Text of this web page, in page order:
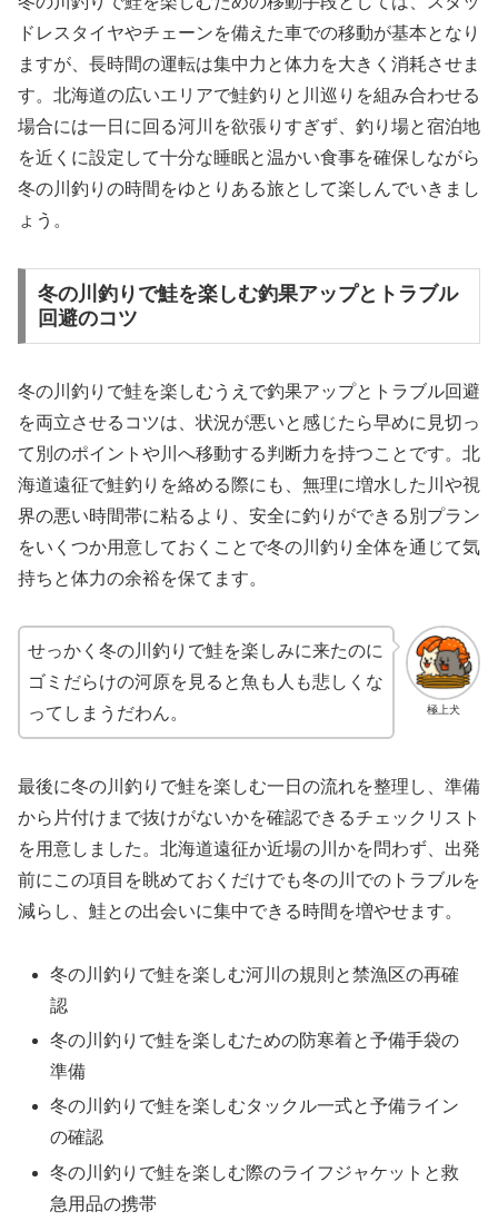
ドレスタイヤやチェーンを備えた車での移動が基本となり
ますが、長時間の運転は集中力と体力を大きく消耗させま
す。北海道の広いエリアで鮭釣りと川巡りを組み合わせる
場合には一日に回る河川を欲張りすぎず、釣り場と宿泊地
を近くに設定して十分な睡眠と温かい食事を確保しながら
冬の川釣りの時間をゆとりある旅として楽しんでいきまし
ょう。
冬の川釣りで鮭を楽しむ釣果アップとトラブル
回避のコツ
冬の川釣りで鮭を楽しむうえで釣果アップとトラブル回避
を両立させるコツは、状況が悪いと感じたら早めに見切っ
て別のポイントや川へ移動する判断力を持つことです。北
海道遠征で鮭釣りを絡める際にも、無理に増水した川や視
界の悪い時間帯に粘るより、安全に釣りができる別プラン
をいくつか用意しておくことで冬の川釣り全体を通じて気
持ちと体力の余裕を保てます。
極上犬
せっかく冬の川釣りで鮭を楽しみに来たのに
ゴミだらけの河原を見ると魚も人も悲しくな
ってしまうだわん。
最後に冬の川釣りで鮭を楽しむ一日の流れを整理し、準備
から片付けまで抜けがないかを確認できるチェックリスト
を用意しました。北海道遠征か近場の川かを問わず、出発
前にこの項目を眺めておくだけでも冬の川でのトラブルを
減らし、鮭との出会いに集中できる時間を増やせます。
冬の川釣りで鮭を楽しむ河川の規則と禁漁区の再確
認
冬の川釣りで鮭を楽しむための防寒着と予備手袋の
準備
冬の川釣りで鮭を楽しむタックル一式と予備ライン
の確認
冬の川釣りで鮭を楽しむ際のライフジャケットと救
急用品の携帯